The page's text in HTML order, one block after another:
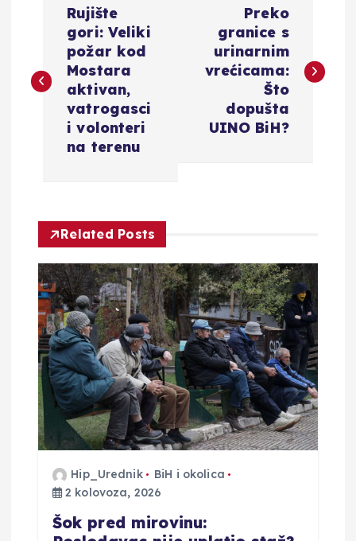
v
c
a
o
b
Rujište
gori: Veliki
požar kod
Mostara
aktivan,
vatrogasci
i volonteri
na terenu
Preko
granice s
urinarnim
vrećicama:
Što
dopušta
UINO BiH?
Related Posts
Hip_Urednik
BiH i okolica
2 kolovoza, 2026
Šok pred mirovinu: